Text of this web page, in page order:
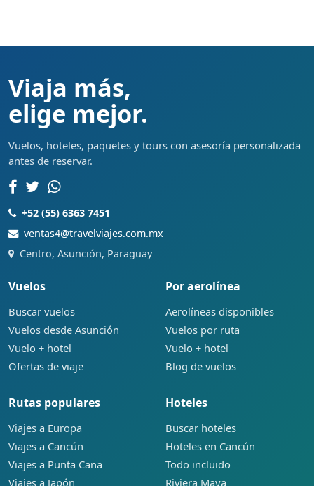
Viaja más,
elige mejor.
Vuelos, hoteles, paquetes y tours con asesoría personalizada
antes de reservar.
+52 (55) 6363 7451
ventas4@travelviajes.com.mx
Centro, Asunción, Paraguay
Vuelos
Buscar vuelos
Vuelos desde Asunción
Vuelo + hotel
Ofertas de viaje
Por aerolínea
Aerolíneas disponibles
Vuelos por ruta
Vuelo + hotel
Blog de vuelos
Rutas populares
Viajes a Europa
Viajes a Cancún
Viajes a Punta Cana
Viajes a Japón
Hoteles
Buscar hoteles
Hoteles en Cancún
Todo incluido
Riviera Maya